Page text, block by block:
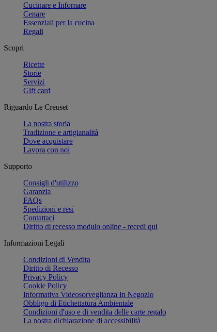
Cucinare e Infornare
Cenare
Essenziali per la cucina
Regali
Scopri
Ricette
Storie
Servizi
Gift card
Riguardo Le Creuset
La nostra storia
Tradizione e artigianalità
Dove acquistare
Lavora con noi
Supporto
Consigli d'utilizzo
Garanzia
FAQs
Spedizioni e resi
Contattaci
Diritto di recesso modulo online - recedi qui
Informazioni Legali
Condizioni di Vendita
Diritto di Recesso
Privacy Policy
Cookie Policy
Informativa Videosorveglianza In Negozio
Obbligo di Etichettatura Ambientale
Condizioni d'uso e di vendita delle carte regalo
La nostra dichiarazione di accessibilità